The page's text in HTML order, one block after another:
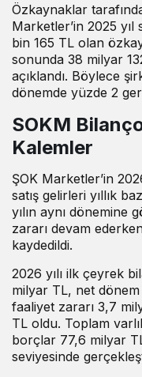
Özkaynaklar
Marketler’in 2025
bin 165 TL olan
sonunda 38 milyar
açıklandı. Böylece
dönemde yüzde 2
SOKM
Kalemler
ŞOK Marketler’in
satış gelirleri yıllık
yılın aynı dönemine
zararı devam
kaydedildi.
2026 yılı ilk çeyrek
milyar TL, net
faaliyet zararı 3,7
TL oldu. Toplam
borçlar 77,6 milyar
seviyesinde